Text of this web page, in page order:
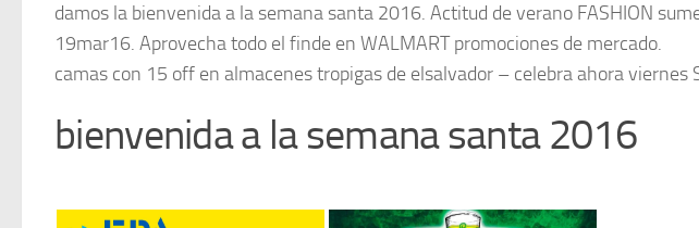
damos la bienvenida a la semana santa 2016. Actitud de verano FASHION
19mar16. Aprovecha todo el finde en WALMART promociones de mercado.
camas con 15 off en almacenes tropigas de elsalvador – celebra ahora viernes
bienvenida a la semana santa 2016